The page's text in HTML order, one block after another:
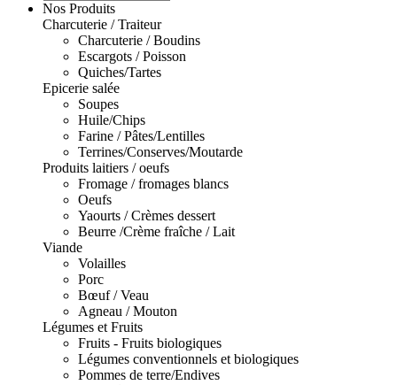
Nos Produits
Charcuterie / Traiteur
Charcuterie / Boudins
Escargots / Poisson
Quiches/Tartes
Epicerie salée
Soupes
Huile/Chips
Farine / Pâtes/Lentilles
Terrines/Conserves/Moutarde
Produits laitiers / oeufs
Fromage / fromages blancs
Oeufs
Yaourts / Crèmes dessert
Beurre /Crème fraîche / Lait
Viande
Volailles
Porc
Bœuf / Veau
Agneau / Mouton
Légumes et Fruits
Fruits - Fruits biologiques
Légumes conventionnels et biologiques
Pommes de terre/Endives